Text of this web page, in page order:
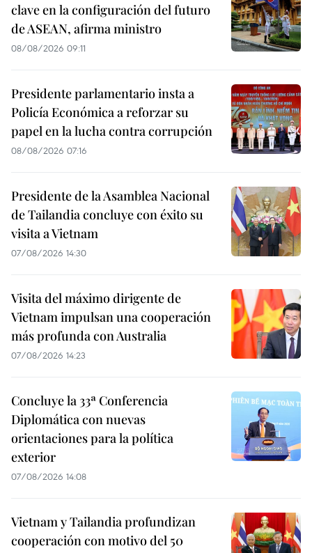
clave en la configuración del futuro
de ASEAN, afirma ministro
08/08/2026 09:11
Presidente parlamentario insta a
Policía Económica a reforzar su
papel en la lucha contra corrupción
08/08/2026 07:16
Presidente de la Asamblea Nacional
de Tailandia concluye con éxito su
visita a Vietnam
07/08/2026 14:30
Visita del máximo dirigente de
Vietnam impulsan una cooperación
más profunda con Australia
07/08/2026 14:23
Concluye la 33ª Conferencia
Diplomática con nuevas
orientaciones para la política
exterior
07/08/2026 14:08
Vietnam y Tailandia profundizan
cooperación con motivo del 50